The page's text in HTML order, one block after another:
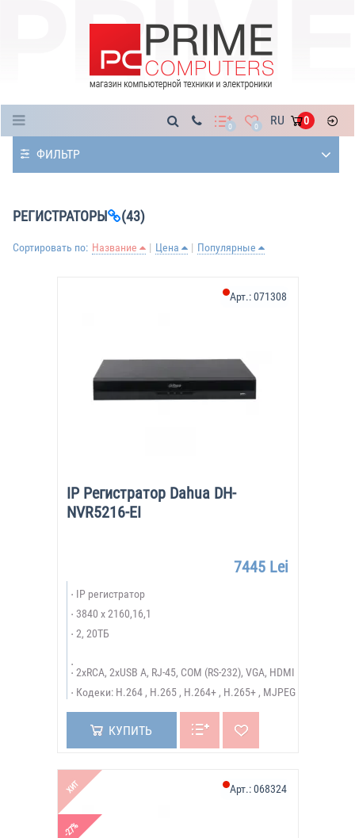
0 0 RU 0
ФИЛЬТР
РЕГИСТРАТОРЫ (43)
Сортировать по: Название Цена Популярные
IP Регистратор Dahua DH-
NVR5216-EI
Арт.:071308
7445 Lei
IP регистратор
3840 x 2160,16,1
2, 20ТБ
2xRCA, 2xUSB A, RJ-45, COM (RS-232), VGA, HDMI
Кодеки: H.264 , H.265 , H.264+ , H.265+ , MJPEG
КУПИТЬ
ХИТ
-27%
Арт.:068324